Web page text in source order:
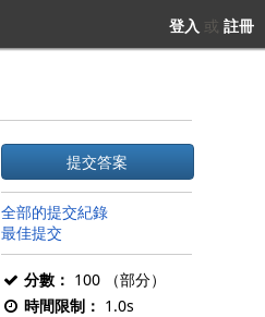
登入 或 註冊
提交答案
全部的提交紀錄
最佳提交
分數： 100 （部分）
時間限制： 1.0s